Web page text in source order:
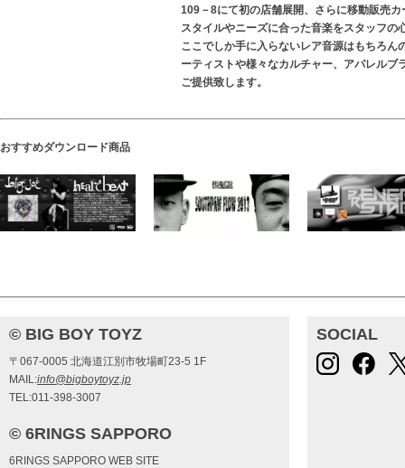
109－8にて初の店舗展開、さらに移動販売
スタイルやニーズに合った音楽をスタッフの
ここでしか手に入らないレア音源はもちろ
ーティストや様々なカルチャー、アパレル
ご提供致します。
おすすめダウンロード商品
© BIG BOY TOYZ
〒067-0005 北海道江別市牧場町23-5 1F
MAIL:info@bigboytoyz.jp
TEL:011-398-3007
© 6RINGS SAPPORO
6RINGS SAPPORO WEB SITE
SOCIAL